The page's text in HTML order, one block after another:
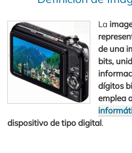
La
de una
bits,
dígitos
emplea
dispositivo de tipo digital.